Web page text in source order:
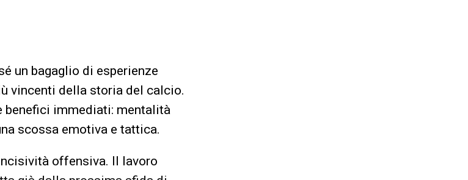
un bagaglio di esperienze
vincenti della storia del calcio.
benefici immediati: mentalità
scossa emotiva e tattica.
offensiva. Il lavoro